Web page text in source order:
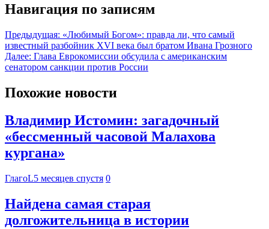
Навигация по записям
Предыдущая: «Любимый Богом»: правда ли, что самый
известный разбойник XVI века был братом Ивана Грозного
Далее: Глава Еврокомиссии обсудила с американским
сенатором санкции против России
Похожие новости
Владимир Истомин: загадочный
«бессменный часовой Малахова
кургана»
ГлагоL5 месяцев спустя 0
Найдена самая старая
долгожительница в истории